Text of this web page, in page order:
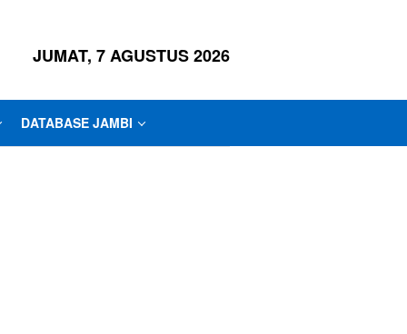
JUMAT, 7 AGUSTUS 2026
DATABASE JAMBI